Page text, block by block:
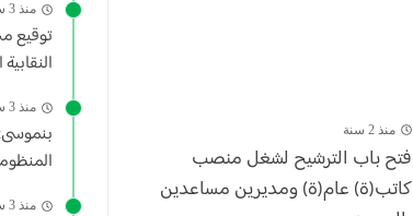
منذ 2 سنة
فتح باب الترشيح لشغل منصب
كاتب(ة) عام(ة) ومديرين مساعدين
منذ 3 سنة
توقيع
منذ 3 سنة
بنموسى:
منذ 3 سنة